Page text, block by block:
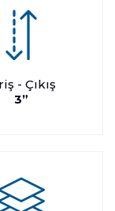
- Çıkış
3”